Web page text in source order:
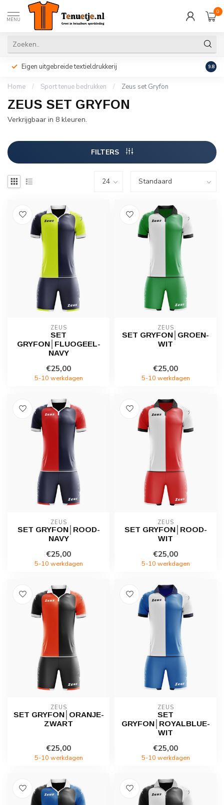
MENU
0
Eigen uitgebreide textieldrukkerij 9.8
Home / Sport tenue bedrukken / Zeus set Gryfon
ZEUS SET GRYFON
Verkrijgbaar in 8 kleuren.
FILTERS
ZEUS
SET
GRYFON│FLUOGEEL-
NAVY
€25,00
5-10 werkdagen
ZEUS
SET GRYFON│GROEN-
WIT
€25,00
5-10 werkdagen
ZEUS
SET GRYFON│ROOD-
NAVY
€25,00
5-10 werkdagen
ZEUS
SET GRYFON│ROOD-
WIT
€25,00
5-10 werkdagen
ZEUS
SET GRYFON│ORANJE-
ZWART
€25,00
5-10 werkdagen
ZEUS
SET
GRYFON│ROYALBLUE-
WIT
€25,00
5-10 werkdagen